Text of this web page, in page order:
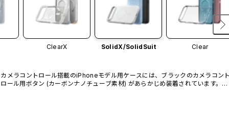
ClearX SolidX/SolidSuit Clear
カメラコントロール搭載のiPhoneモデル用ケースには、ブラックのカメラコン
ロール用ボタン (カーボンナノチューブ素材) があらかじめ装着されています。他